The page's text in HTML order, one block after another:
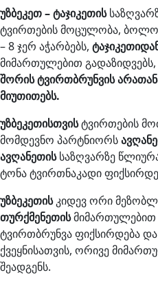
უზბეკეთ – ტაჯიკეთის
ტვირთების მოცულობა,
– 8 ჯერ აჭარბებს,
მიმართულებით გადაზიდვებს,
შორის ტვირთბრუნვის
მიუთითებს.
უზბეკეთისთვისტვირთების
მომდევნო პარტნიორს
ავღანეთისსაზღვარზე
ტონა ტვირთნაკადი
უზბეკეთისკიდევ ორი
თურქმენეთის
ტვირთბრუნვა ფიქსირდება
ქვეყნისათვის, ორივე
შეადგენს.